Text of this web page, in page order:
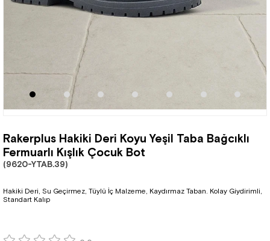
Rakerplus Hakiki Deri Koyu Yeşil Taba Bağcıklı
Fermuarlı Kışlık Çocuk Bot
(9620-YTAB.39)
Hakiki Deri, Su Geçirmez, Tüylü İç Malzeme, Kaydırmaz Taban. Kolay Giydirimli,
Standart Kalıp